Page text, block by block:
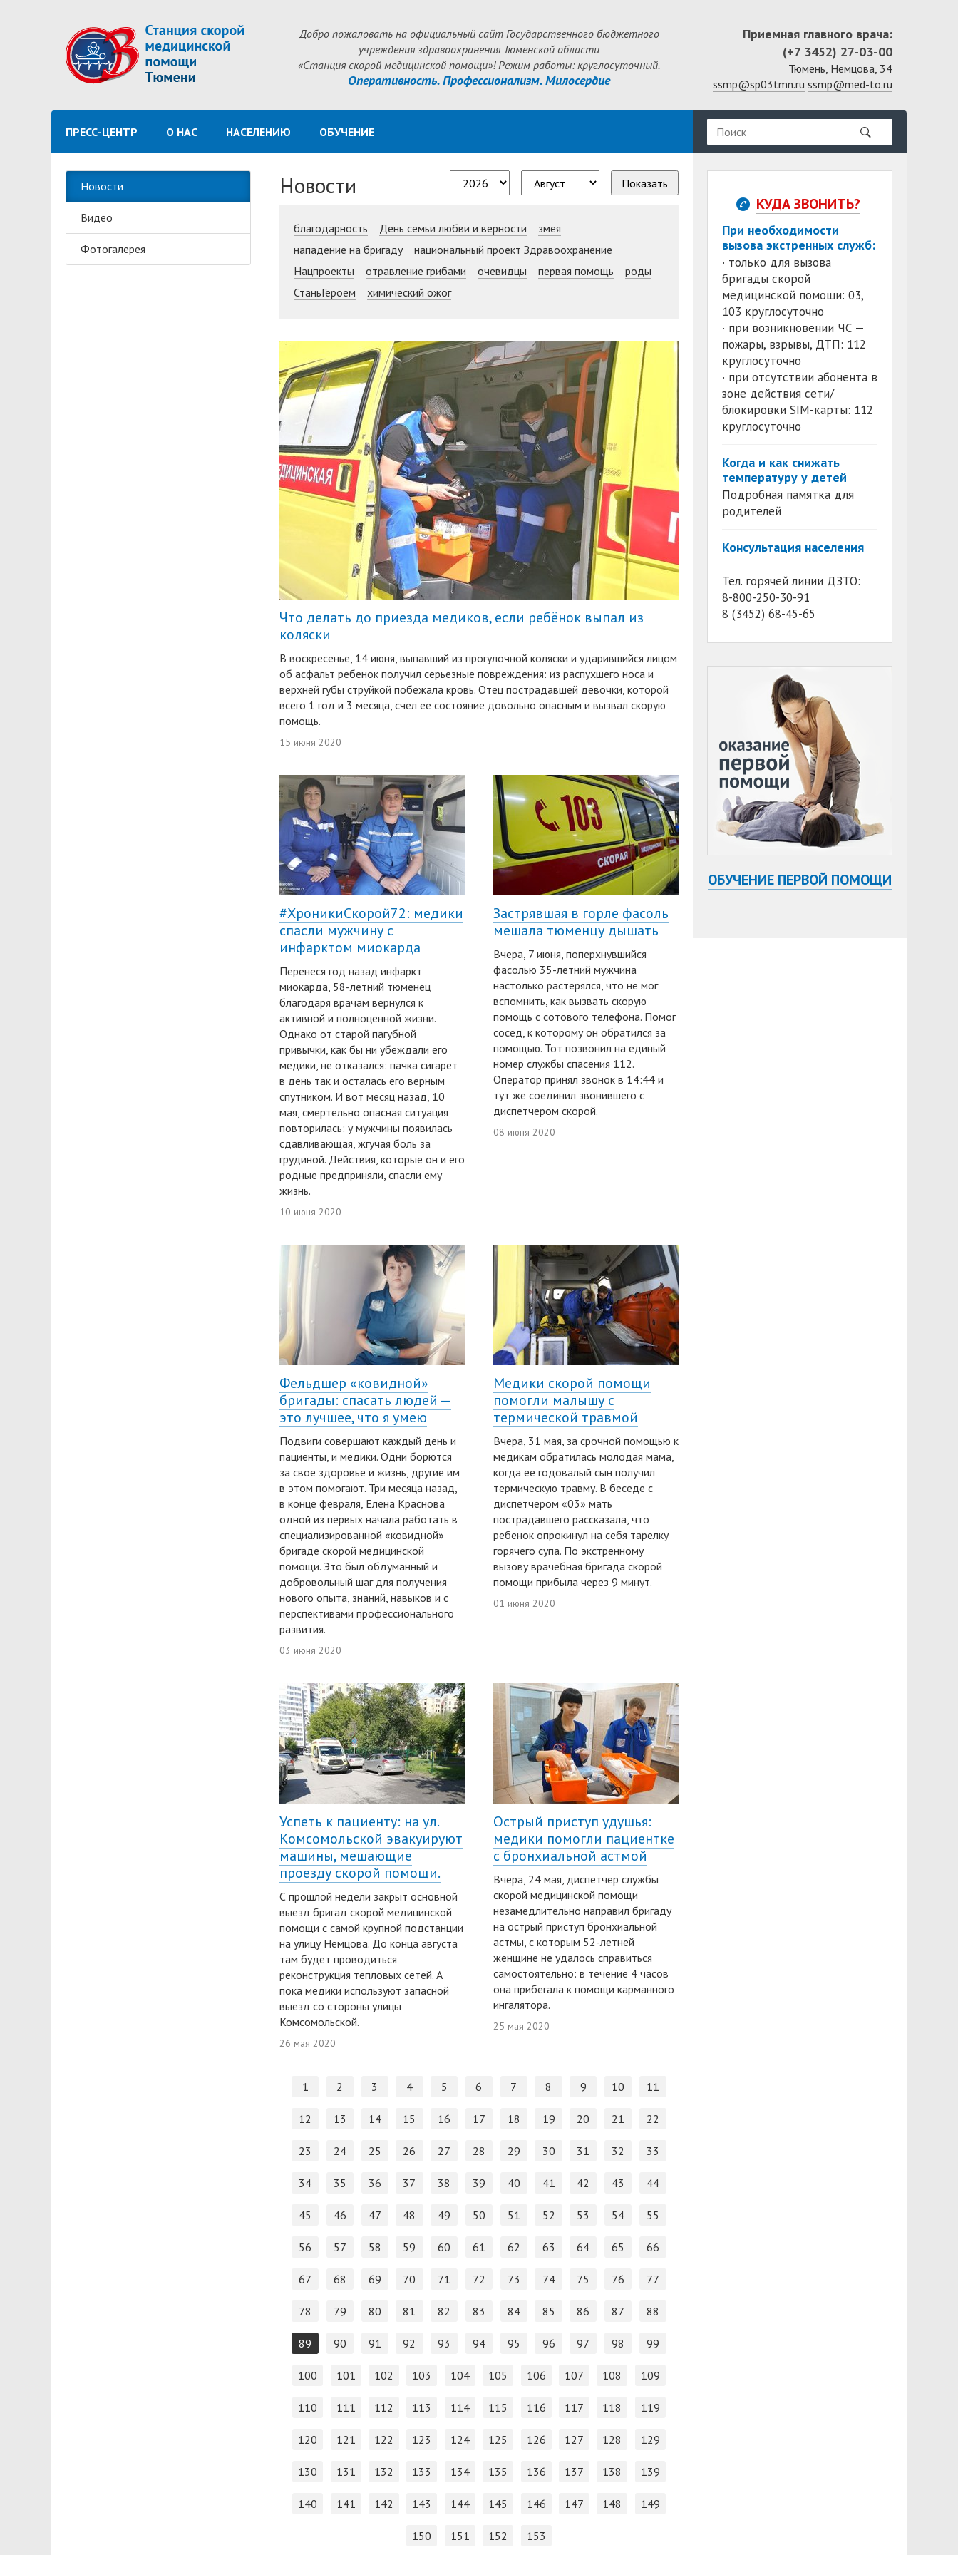
Добро пожаловать на официальный сайт Государственного бюджетного
учреждения здравоохранения Тюменской области
«Станция скорой медицинской помощи»! Режим работы: круглосуточный.
Оперативность. Профессионализм. Милосердие
Приемная главного врача:
(+7 3452) 27-03-00
Тюмень, Немцова, 34
ssmp@sp03tmn.ru ssmp@med-to.ru
ПРЕСС-ЦЕНТР О НАС НАСЕЛЕНИЮ ОБУЧЕНИЕ
Новости
Видео
Фотогалерея
Новости Показать
благодарность День семьи любви и верности
змея
нападение на бригаду
национальный проект Здравоохранение
Нацпроекты
отравление грибами очевидцы первая помощь
роды
СтаньГероем
химический ожог
Что делать до приезда медиков, если ребёнок выпал из
коляски
В воскресенье, 14 июня, выпавший из прогулочной коляски и ударившийся лицом
об асфальт ребенок получил серьезные повреждения: из распухшего носа и
верхней губы струйкой побежала кровь. Отец пострадавшей девочки, которой
всего 1 год и 3 месяца, счел ее состояние довольно опасным и вызвал скорую
помощь.
15 июня 2020
#ХроникиСкорой72: медики
спасли мужчину с
инфарктом миокарда
Перенеся год назад инфаркт
миокарда, 58-летний тюменец
благодаря врачам вернулся к
активной и полноценной жизни.
Однако от старой пагубной
привычки, как бы ни убеждали его
медики, не отказался: пачка сигарет
в день так и осталась его верным
спутником. И вот месяц назад, 10
мая, смертельно опасная ситуация
повторилась: у мужчины появилась
сдавливающая, жгучая боль за
грудиной. Действия, которые он и его
родные предприняли, спасли ему
жизнь.
10 июня 2020
Застрявшая в горле фасоль
мешала тюменцу дышать
Вчера, 7 июня, поперхнувшийся
фасолью 35-летний мужчина
настолько растерялся, что не мог
вспомнить, как вызвать скорую
помощь с сотового телефона. Помог
сосед, к которому он обратился за
помощью. Тот позвонил на единый
номер службы спасения 112.
Оператор принял звонок в 14:44 и
тут же соединил звонившего с
диспетчером скорой.
08 июня 2020
Фельдшер «ковидной»
бригады: спасать людей —
это лучшее, что я умею
Подвиги совершают каждый день и
пациенты, и медики. Одни борются
за свое здоровье и жизнь, другие им
в этом помогают. Три месяца назад,
в конце февраля, Елена Краснова
одной из первых начала работать в
специализированной «ковидной»
бригаде скорой медицинской
помощи. Это был обдуманный и
добровольный шаг для получения
нового опыта, знаний, навыков и с
перспективами профессионального
развития.
03 июня 2020
Медики скорой помощи
помогли малышу с
термической травмой
Вчера, 31 мая, за срочной помощью к
медикам обратилась молодая мама,
когда ее годовалый сын получил
термическую травму. В беседе с
диспетчером «03» мать
пострадавшего рассказала, что
ребенок опрокинул на себя тарелку
горячего супа. По экстренному
вызову врачебная бригада скорой
помощи прибыла через 9 минут.
01 июня 2020
Успеть к пациенту: на ул.
Комсомольской эвакуируют
машины, мешающие
проезду скорой помощи.
С прошлой недели закрыт основной
выезд бригад скорой медицинской
помощи с самой крупной подстанции
на улицу Немцова. До конца августа
там будет проводиться
реконструкция тепловых сетей. А
пока медики используют запасной
выезд со стороны улицы
Комсомольской.
26 мая 2020
Острый приступ удушья:
медики помогли пациентке
с бронхиальной астмой
Вчера, 24 мая, диспетчер службы
скорой медицинской помощи
незамедлительно направил бригаду
на острый приступ бронхиальной
астмы, с которым 52-летней
женщине не удалось справиться
самостоятельно: в течение 4 часов
она прибегала к помощи карманного
ингалятора.
25 мая 2020
1 2 3 4 5 6 7 8 9 10 11
12 13 14 15 16 17 18 19 20 21 22
23 24 25 26 27 28 29 30 31 32 33
34 35 36 37 38 39 40 41 42 43 44
45 46 47 48 49 50 51 52 53 54 55
56 57 58 59 60 61 62 63 64 65 66
67 68 69 70 71 72 73 74 75 76 77
78 79 80 81 82 83 84 85 86 87 88
89 90 91 92 93 94 95 96 97 98 99
100 101 102 103 104 105 106 107 108 109
110 111 112 113 114 115 116 117 118 119
120 121 122 123 124 125 126 127 128 129
130 131 132 133 134 135 136 137 138 139
140 141 142 143 144 145 146 147 148 149
150 151 152 153
КУДА ЗВОНИТЬ?
При необходимости
вызова экстренных служб:
· только для вызова
бригады скорой
медицинской помощи: 03,
103 круглосуточно
· при возникновении ЧС —
пожары, взрывы, ДТП: 112
круглосуточно
· при отсутствии абонента в
зоне действия сети/
блокировки SIM-карты: 112
круглосуточно
Когда и как снижать
температуру у детей
Подробная памятка для
родителей
Консультация населения
Тел. горячей линии ДЗТО:
8-800-250-30-91
8 (3452) 68-45-65
ОБУЧЕНИЕ ПЕРВОЙ ПОМОЩИ